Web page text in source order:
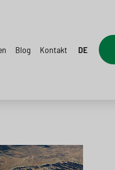
Blog Kontakt DE